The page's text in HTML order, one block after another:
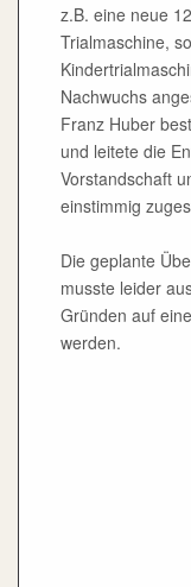
z.B. eine neue
Trialmaschine,
Nachwuchs
Franz Huber
und leitete die
Vorstandschaft
einstimmig
Die geplante
musste leider
Gründen auf
werden.